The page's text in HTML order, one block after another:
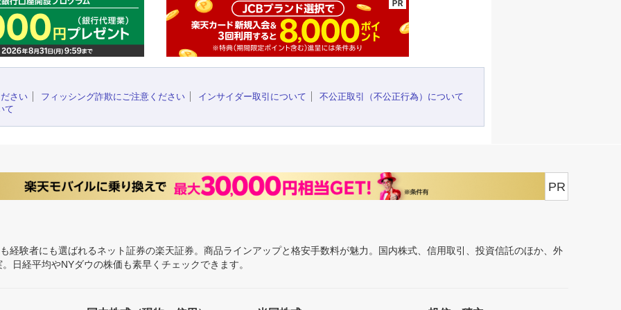
さい フィッシング詐欺にご注意ください インサイダー取引について
不公正取引（不公正行為）について
て
PR
経験者にも選ばれるネット証券の楽天証券。商品ラインアップと格安手数料が魅力。国内株式、信用取引、投資信託のほか、外
日経平均やNYダウの株価も素早くチェックできます。